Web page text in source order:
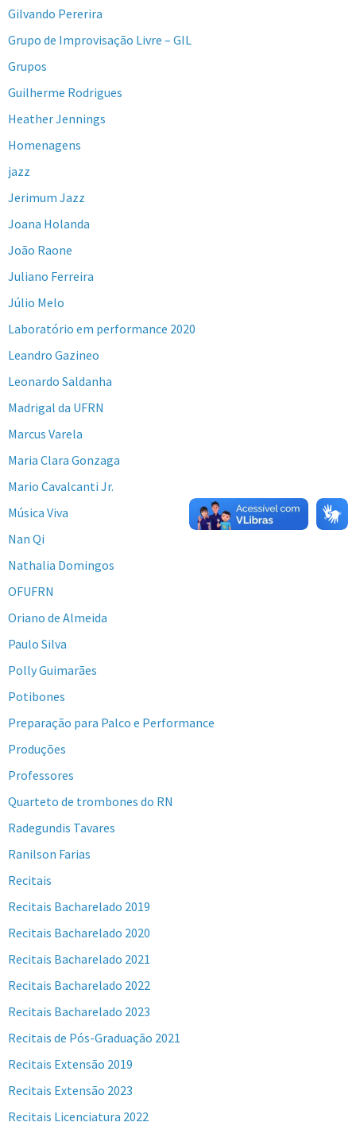
Gilvando Pererira
Grupo de Improvisação Livre – GIL
Grupos
Guilherme Rodrigues
Heather Jennings
Homenagens
jazz
Jerimum Jazz
Joana Holanda
João Raone
Juliano Ferreira
Júlio Melo
Laboratório em performance 2020
Leandro Gazineo
Leonardo Saldanha
Madrigal da UFRN
Marcus Varela
Maria Clara Gonzaga
Mario Cavalcanti Jr.
Música Viva
Nan Qi
Nathalia Domingos
OFUFRN
Oriano de Almeida
Paulo Silva
Polly Guimarães
Potibones
Preparação para Palco e Performance
Produções
Professores
Quarteto de trombones do RN
Radegundis Tavares
Ranilson Farias
Recitais
Recitais Bacharelado 2019
Recitais Bacharelado 2020
Recitais Bacharelado 2021
Recitais Bacharelado 2022
Recitais Bacharelado 2023
Recitais de Pós-Graduação 2021
Recitais Extensão 2019
Recitais Extensão 2023
Recitais Licenciatura 2022